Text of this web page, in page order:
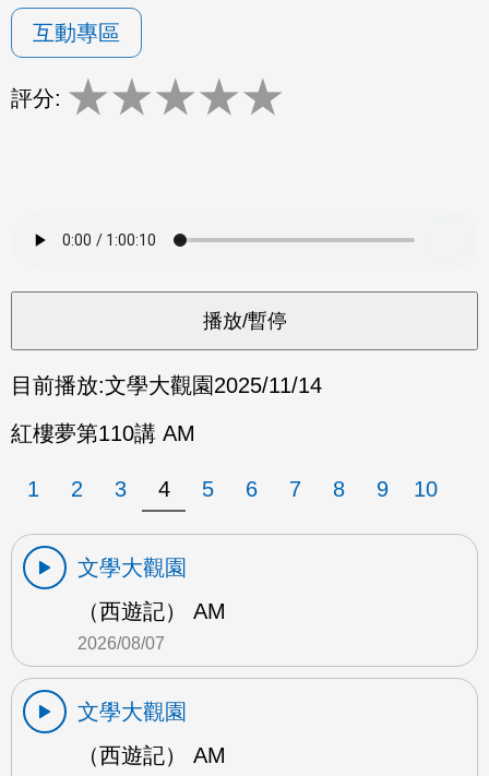
互動專區
評分: ★★★★★
目前播放:文學大觀園2025/11/14
紅樓夢第110講 AM
1 2 3 4 5 6 7 8 9 10
文學大觀園
（西遊記） AM
2026/08/07
文學大觀園
（西遊記） AM